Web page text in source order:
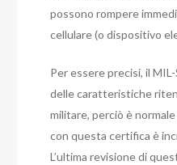
possono rompere
cellulare (o dispositivo
Per essere precisi, il
delle caratteristiche
militare, perciò è
con questa certifica è
L’ultima revisione di